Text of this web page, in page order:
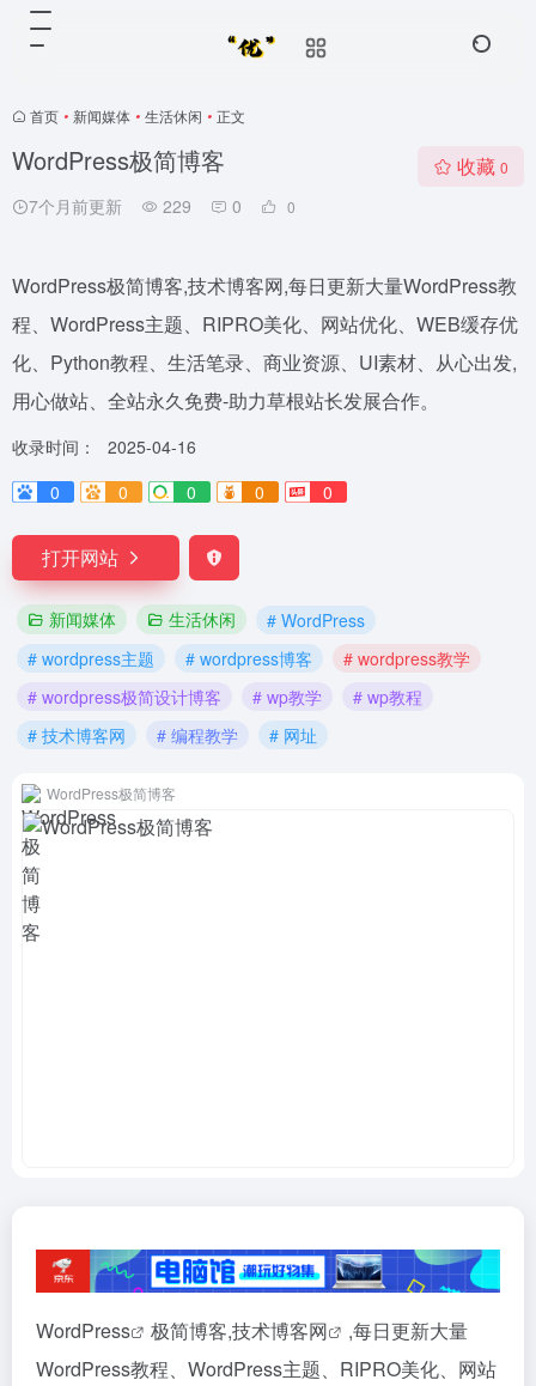
首页 • 新闻媒体 • 生活休闲 • 正文
WordPress极简博客
7个月前更新 229 0 0
收藏 0
WordPress极简博客,技术博客网,每日更新大量WordPress教
程、WordPress主题、RIPRO美化、网站优化、WEB缓存优
化、Python教程、生活笔录、商业资源、UI素材、从心出发,
用心做站、全站永久免费-助力草根站长发展合作。
收录时间：
2025-04-16
0
0 0 0 0
打开网站
新闻媒体 生活休闲
# WordPress
# wordpress主题
# wordpress博客
# wordpress教学
# wordpress极简设计博客
# wp教学
# wp教程
# 技术博客网
# 编程教学 # 网址
WordPress极简博客
WordPress 极简博客,技术博客网
,每日更新大量
WordPress教程、WordPress主题、RIPRO美化、网站